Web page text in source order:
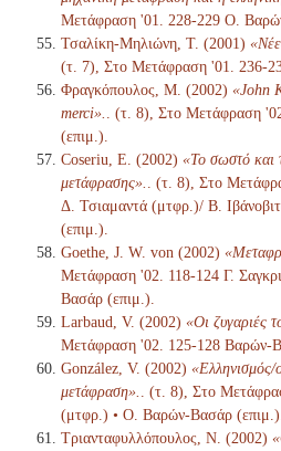
Μετάφραση '01. 228-229 Ο.
Τσαλίκη-Μηλιώνη, Τ. (2001)
(τ. 7), Στο Μετάφραση '01. 236-
Φραγκόπουλος, Μ. (2002) «John
merci».
. (τ. 8), Στο Μετάφραση
(επιμ.).
Coseriu, E. (2002) «Το σωστό και
μετάφρασης».
. (τ. 8), Στο
Δ. Τσιαμαντά (μτφρ.)/ Β.
(επιμ.).
Goethe, J. W. von (2002)
Μετάφραση '02. 118-124 Γ.
Βασάρ (επιμ.).
Larbaud, V. (2002) «Οι ζυγαριές
Μετάφραση '02. 125-128 Βαρών-
González, V. (2002) «Ελληνισμός/
μετάφραση».
. (τ. 8), Στο
(μτφρ.) • Ο. Βαρών-Βασάρ (επιμ.).
Τριανταφυλλόπουλος, Ν. (2002)